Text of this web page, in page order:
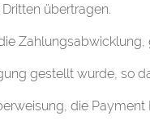
übertragen.
gestellt wurde, so
die